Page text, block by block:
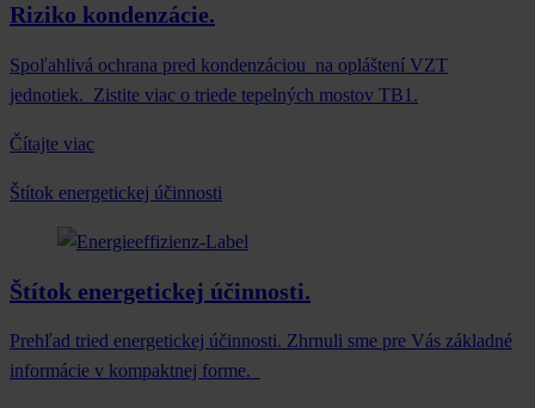
Riziko kondenzácie.
Spoľahlivá ochrana pred kondenzáciou na opláštení VZT
jednotiek. Zistite viac o triede tepelných mostov TB1.
Čítajte viac
Štítok energetickej účinnosti
Štítok energetickej účinnosti.
Prehľad tried energetickej účinnosti. Zhrnuli sme pre Vás základné
informácie v kompaktnej forme.